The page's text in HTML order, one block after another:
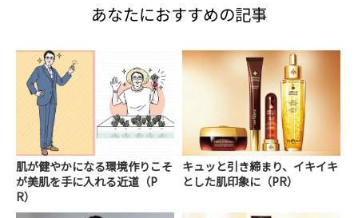
あなたにおすすめの記事
肌が健やかになる環境作りこそ
が美肌を手に入れる近道（P
R）
キュッと引き締まり、イキイキ
とした肌印象に（PR）